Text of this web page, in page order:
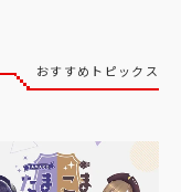
おすすめトピックス